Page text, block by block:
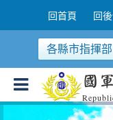
跳到主要內容區塊
回首頁 回
國
各縣市指揮部